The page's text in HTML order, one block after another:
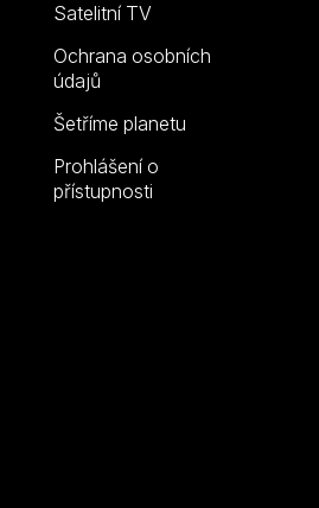
Satelitní TV
Ochrana osobních
údajů
Šetříme planetu
Prohlášení o
přístupnosti